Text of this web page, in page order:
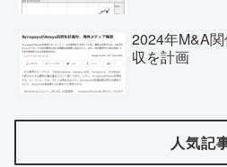
2024年M&A
収を計画
人気記